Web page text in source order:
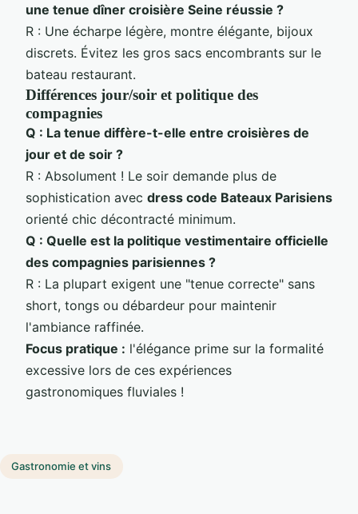
une tenue dîner croisière Seine réussie ?
R : Une écharpe légère, montre élégante, bijoux
discrets. Évitez les gros sacs encombrants sur le
bateau restaurant.
Différences jour/soir et politique des
compagnies
Q : La tenue diffère-t-elle entre croisières de
jour et de soir ?
R : Absolument ! Le soir demande plus de
sophistication avec dress code Bateaux Parisiens
orienté chic décontracté minimum.
Q : Quelle est la politique vestimentaire officielle
des compagnies parisiennes ?
R : La plupart exigent une "tenue correcte" sans
short, tongs ou débardeur pour maintenir
l'ambiance raffinée.
Focus pratique : l'élégance prime sur la formalité
excessive lors de ces expériences
gastronomiques fluviales !
Gastronomie et vins